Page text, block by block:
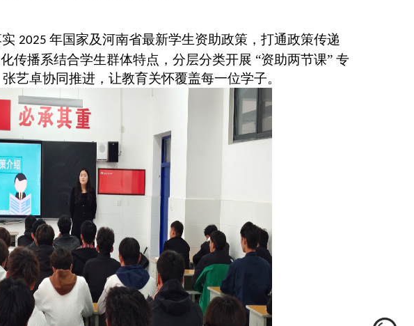
2025 年国家及河南省最新学生资助政策，打通政策传递
传播系结合学生群体特点，分层分类开展 “资助两节课” 专
张艺卓协同推进，让教育关怀覆盖每一位学子。